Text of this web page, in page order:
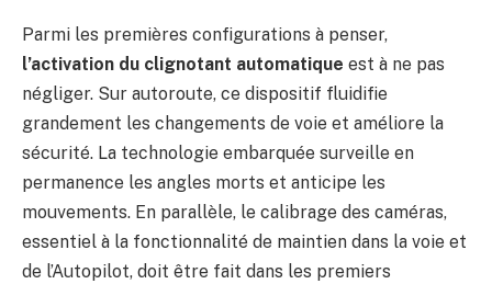
Parmi les premières configurations à penser,
l’activation du clignotant automatique est à ne pas
négliger. Sur autoroute, ce dispositif fluidifie
grandement les changements de voie et améliore la
sécurité. La technologie embarquée surveille en
permanence les angles morts et anticipe les
mouvements. En parallèle, le calibrage des caméras,
essentiel à la fonctionnalité de maintien dans la voie et
de l’Autopilot, doit être fait dans les premiers